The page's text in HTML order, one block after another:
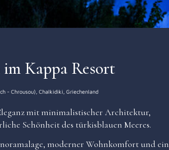
Kappa Resort
- Chrousou), Chalkidiki, Griechenland
mit minimalistischer Architektur,
Schönheit des türkisblauen Meeres.
moderner Wohnkomfort und ein